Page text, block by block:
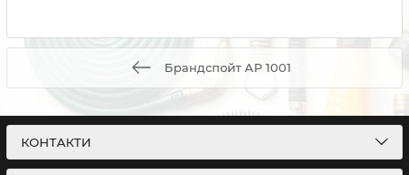
Брандспойт AP 1001
КОНТАКТИ